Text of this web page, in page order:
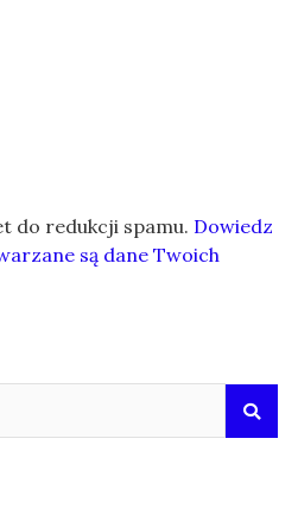
do redukcji spamu. Dowiedz
są dane Twoich